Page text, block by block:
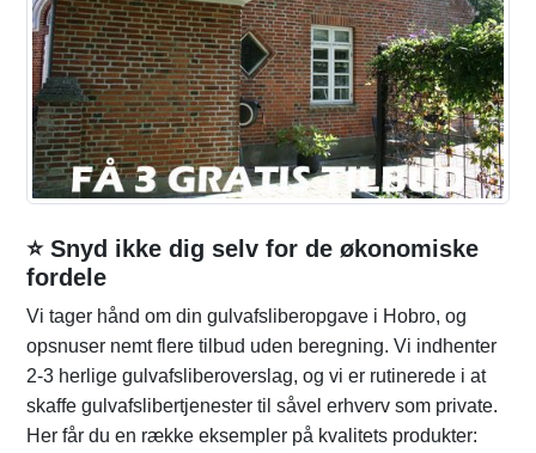
⭐ Snyd ikke dig selv for de økonomiske
fordele
Vi tager hånd om din gulvafsliberopgave i Hobro, og
opsnuser nemt flere tilbud uden beregning. Vi indhenter
2-3 herlige gulvafsliberoverslag, og vi er rutinerede i at
skaffe gulvafslibertjenester til såvel erhverv som private.
Her får du en række eksempler på kvalitets produkter: